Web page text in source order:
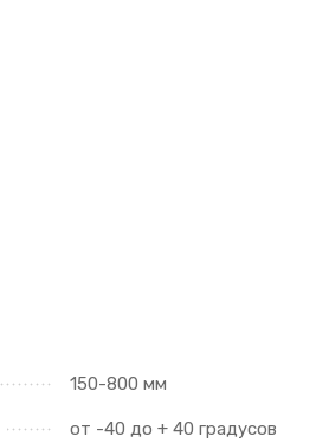
150-800 мм
от -40 до + 40 градусов